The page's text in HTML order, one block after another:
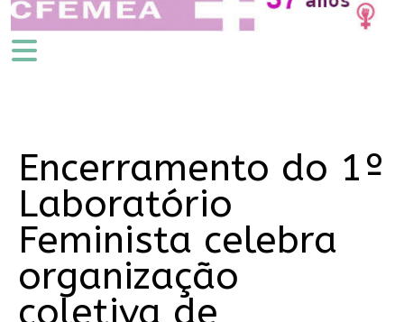
Encerramento do 1º
Laboratório
Feminista celebra
organização
coletiva de